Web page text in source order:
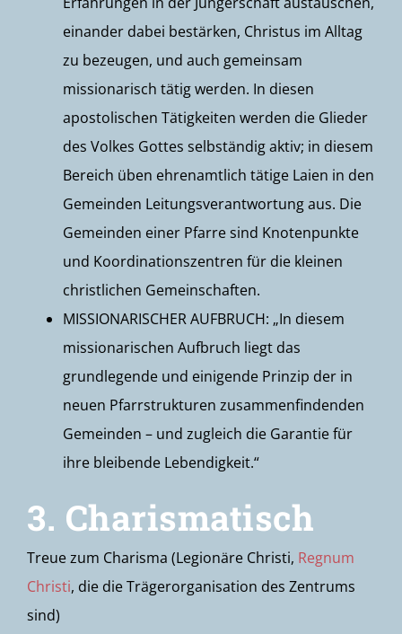
einander dabei bestärken, Christus im Alltag
zu bezeugen, und auch gemeinsam
missionarisch tätig werden. In diesen
apostolischen Tätigkeiten werden die Glieder
des Volkes Gottes selbständig aktiv; in diesem
Bereich üben ehrenamtlich tätige Laien in den
Gemeinden Leitungsverantwortung aus. Die
Gemeinden einer Pfarre sind Knotenpunkte
und Koordinationszentren für die kleinen
christlichen Gemeinschaften.
MISSIONARISCHER AUFBRUCH: „In diesem
missionarischen Aufbruch liegt das
grundlegende und einigende Prinzip der in
neuen Pfarrstrukturen zusammenfindenden
Gemeinden – und zugleich die Garantie für
ihre bleibende Lebendigkeit.“
3. Charismatisch
Treue zum Charisma (Legionäre Christi, Regnum
Christi, die die Trägerorganisation des Zentrums
sind)